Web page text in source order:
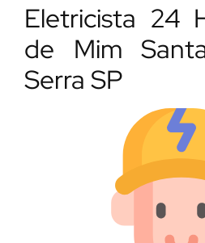
Eletricista 24
de Mim
Serra SP